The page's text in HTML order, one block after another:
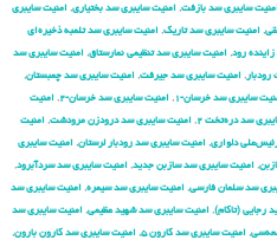
امنیت سایبری سد بازفت, امنیت سایبری سد بختیاری, امنیت سایبری
, امنیت سایبری سد تاریک, امنیت سایبری سد تلمبه ذخیره‌ای
رود, امنیت سایبری سد تنظیمی نمارستاق, امنیت سایبری سد
, امنیت سایبری سد جیرفت, امنیت سایبری سد چمبستان,
سایبری سد خرسان-۱ , امنیت سایبری سد خرسان-۲ , امنیت
سد دره‌تخت ۲ , امنیت سایبری سد درودزن مرودشت, امنیت
دلواری, امنیت سایبری سد رودبار لرستان, امنیت سایبری
, امنیت سایبری سد سازبن جدید, امنیت سایبری سد سردآبرود,
سد سلمان فارسی, امنیت سایبری سد سیمره, امنیت سایبری سد
رجایی (تاکام), امنیت سایبری سد شهید عظیمی, امنیت سایبری سد
, امنیت سایبری سد کارون ۵ , امنیت سایبری سد کارون بارون,